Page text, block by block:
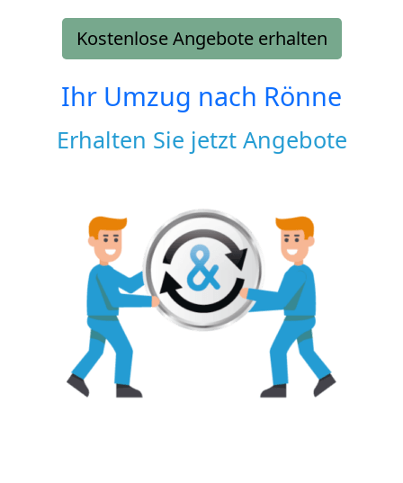
Kostenlose Angebote erhalten
Ihr Umzug nach Rönne
Erhalten Sie jetzt Angebote